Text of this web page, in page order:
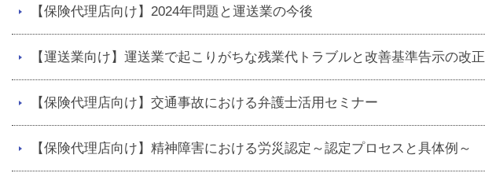
【保険代理店向け】2024年問題と運送業の今後
【運送業向け】運送業で起こりがちな残業代トラブルと改善基準告示の改正
【保険代理店向け】交通事故における弁護士活用セミナー
【保険代理店向け】精神障害における労災認定～認定プロセスと具体例～